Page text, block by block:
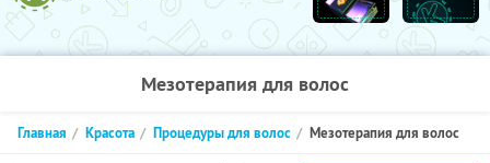
Мезотерапия для волос
Главная Красота Процедуры для волос Мезотерапия для волос